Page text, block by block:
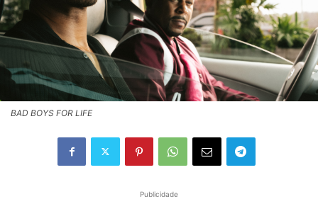
BAD BOYS FOR LIFE
Publicidade